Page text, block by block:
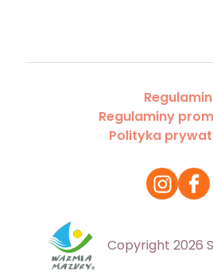
Regulamin
Regulaminy
Polityka
Copyright 2026